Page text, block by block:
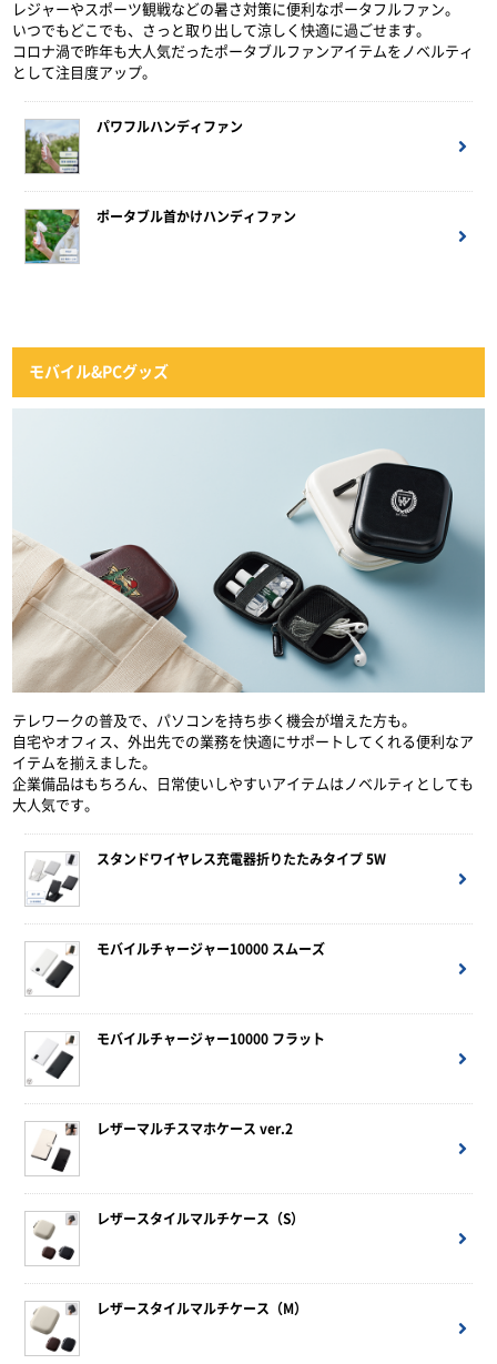
レジャーやスポーツ観戦などの暑さ対策に便利なポータフルファン。
いつでもどこでも、さっと取り出して涼しく快適に過ごせます。
コロナ渦で昨年も大人気だったポータブルファンアイテムをノベルティ
として注目度アップ。
パワフルハンディファン
ポータブル首かけハンディファン
モバイル&PCグッズ
テレワークの普及で、パソコンを持ち歩く機会が増えた方も。
自宅やオフィス、外出先での業務を快適にサポートしてくれる便利なア
イテムを揃えました。
企業備品はもちろん、日常使いしやすいアイテムはノベルティとしても
大人気です。
スタンドワイヤレス充電器折りたたみタイプ 5W
モバイルチャージャー10000 スムーズ
モバイルチャージャー10000 フラット
レザーマルチスマホケース ver.2
レザースタイルマルチケース（S）
レザースタイルマルチケース（M）